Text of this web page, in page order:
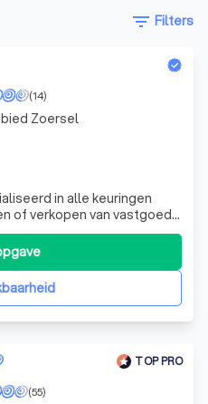
filter_list Filters
(14)
in alle keuringen
of verkopen van vastgoed.
keuringen.
Zoersel
TOP PRO
(55)